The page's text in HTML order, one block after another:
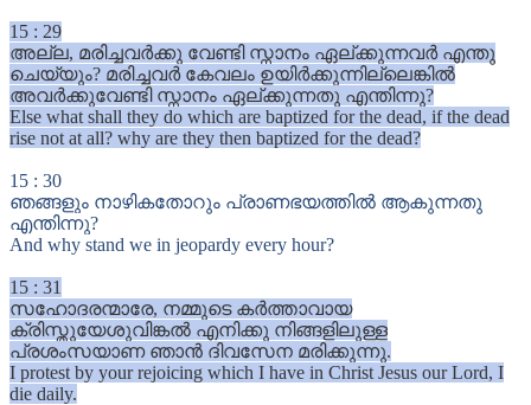
15 : 29
അല്ല, മരിച്ചവർക്കു വേണ്ടി സ്നാനം ഏല്ക്കുന്നവർ എന്തു
ചെയ്യും? മരിച്ചവർ കേവലം ഉയിർക്കുന്നില്ലെങ്കിൽ
അവർക്കുവേണ്ടി സ്നാനം ഏല്ക്കുന്നതു എന്തിന്നു?
Else what shall they do which are baptized for the dead, if the dead
rise not at all? why are they then baptized for the dead?
15 : 30
ഞങ്ങളും നാഴികതോറും പ്രാണഭയത്തിൽ ആകുന്നതു
എന്തിന്നു?
And why stand we in jeopardy every hour?
15 : 31
സഹോദരന്മാരേ, നമ്മുടെ കർത്താവായ
ക്രിസ്തുയേശുവിങ്കൽ എനിക്കു നിങ്ങളിലുള്ള
പ്രശംസയാണ ഞാൻ ദിവസേന മരിക്കുന്നു.
I protest by your rejoicing which I have in Christ Jesus our Lord, I
die daily.